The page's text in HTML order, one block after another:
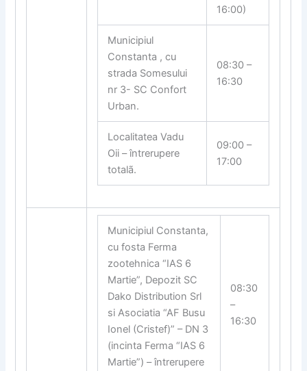
16:00)
Municipiul
Constanta , cu
strada Somesului
nr 3- SC Confort
Urban.
08:30 –
16:30
Localitatea Vadu
Oii – întrerupere
totalã.
09:00 –
17:00
Municipiul Constanta,
cu fosta Ferma
zootehnica “IAS 6
Martie”, Depozit SC
Dako Distribution Srl
si Asociatia “AF Busu
Ionel (Cristef)” – DN 3
(incinta Ferma “IAS 6
Martie”) – întrerupere
08:30
–
16:30